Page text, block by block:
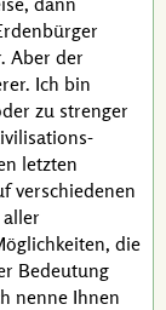
Aber der
Ich bin
zu strenger
letzten
verschiedenen
die
Bedeutung
nenne Ihnen